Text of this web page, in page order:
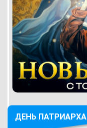
ДЕНЬ ПАТРИАРХА